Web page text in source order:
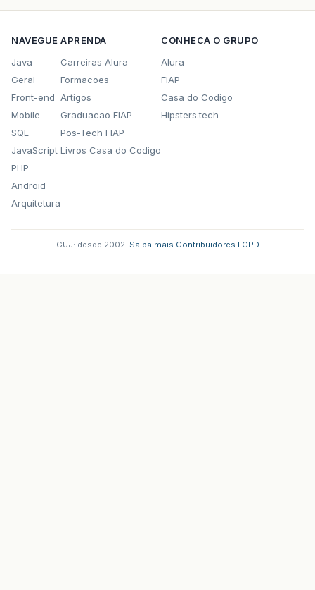
NAVEGUE
Java
Geral
Front-end
Mobile
SQL
JavaScript
PHP
Android
Arquitetura
APRENDA
Carreiras Alura
Formacoes
Artigos
Graduacao FIAP
Pos-Tech FIAP
Livros Casa do Codigo
CONHECA O GRUPO
Alura
FIAP
Casa do Codigo
Hipsters.tech
GUJ: desde 2002. Saiba mais Contribuidores LGPD